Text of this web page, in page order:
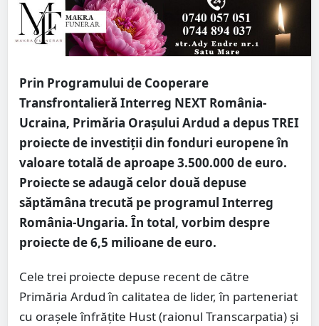
Prin Programului de Cooperare
Transfrontalieră Interreg NEXT România-
Ucraina, Primăria Orașului Ardud a depus TREI
proiecte de investiții din fonduri europene în
valoare totală de aproape 3.500.000 de euro.
Proiecte se adaugă celor două depuse
săptămâna trecută pe programul Interreg
România-Ungaria. În total, vorbim despre
proiecte de 6,5 milioane de euro.
Cele trei proiecte depuse recent de către
Primăria Ardud în calitatea de lider, în parteneriat
cu orașele înfrățite Hust (raionul Transcarpatia) și